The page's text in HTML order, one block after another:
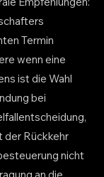
Termin
wenn eine
ist die Wahl
bei
der Rückkehr
nicht